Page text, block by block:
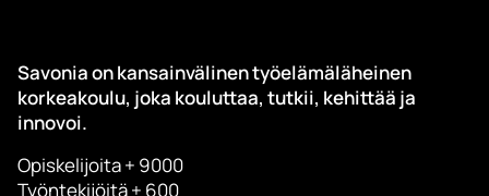
Savonia on kansainvälinen työelämäläheinen
korkeakoulu, joka kouluttaa, tutkii, kehittää ja
innovoi.
Opiskelijoita + 9000
Työntekijöitä + 600